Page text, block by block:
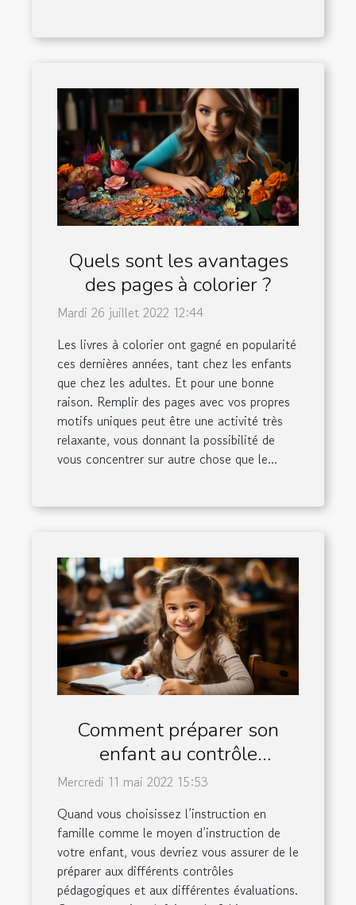
Quels sont les avantages
des pages à colorier ?
Mardi 26 juillet 2022 12:44
Les livres à colorier ont gagné en popularité
ces dernières années, tant chez les enfants
que chez les adultes. Et pour une bonne
raison. Remplir des pages avec vos propres
motifs uniques peut être une activité très
relaxante, vous donnant la possibilité de
vous concentrer sur autre chose que le...
Comment préparer son
enfant au contrôle
pédagogique en classe de
CE1 ?
Mercredi 11 mai 2022 15:53
Quand vous choisissez l’instruction en
famille comme le moyen d’instruction de
votre enfant, vous devriez vous assurer de le
préparer aux différents contrôles
pédagogiques et aux différentes évaluations.